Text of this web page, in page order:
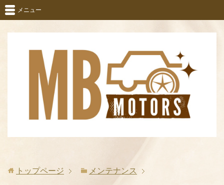
メニュー
トップページ メンテナンス